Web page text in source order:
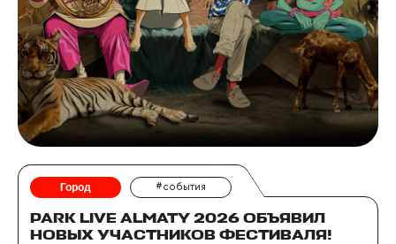
Город #события
PARK LIVE ALMATY 2026 ОБЪЯВИЛ
НОВЫХ УЧАСТНИКОВ ФЕСТИВАЛЯ!